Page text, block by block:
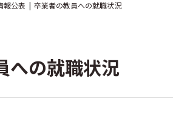
報公表 卒業者の教員への就職状況
への就職状況